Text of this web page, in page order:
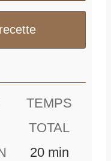
TEMPS
TOTAL
20mmin